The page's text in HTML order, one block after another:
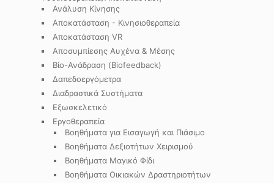
Ανάλυση Κίνησης
Αποκατάσταση - Κινησιοθεραπεία
Αποκατάσταση VR
Αποσυμπίεσης Αυχένα & Μέσης
Βίο-Ανάδραση (Biofeedback)
Δαπεδοεργόμετρα
Διαδραστικά Συστήματα
Εξωσκελετικό
Εργοθεραπεία
Βοηθήματα για Εισαγωγή και Πιάσιμο
Βοηθήματα Δεξιοτήτων Χειρισμού
Βοηθήματα Μαγικό Φίδι
Βοηθήματα Οικιακών Δραστηριοτήτων